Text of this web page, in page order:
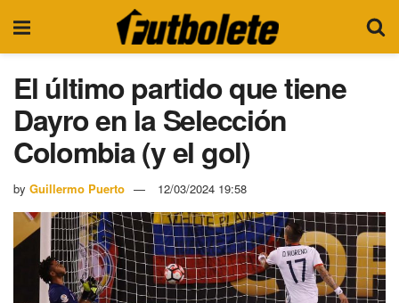
El último partido que tiene
Dayro en la Selección
Colombia (y el gol)
by Guillermo Puerto 12/03/2024 19:58